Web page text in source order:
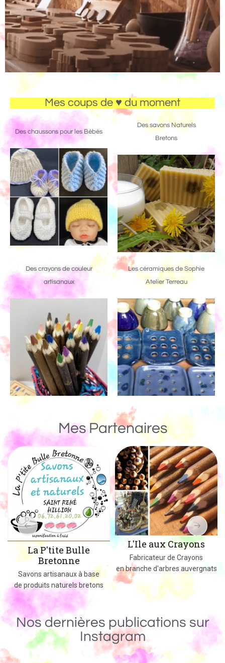
Mes coups de ♥ du moment
Des chaussons pour les Bébés
Des savons Naturels
Bretons
Des crayons de couleur
artisanaux
Les céramiques de Sophie
Atelier Terreau
Mes Partenaires
L'Ile aux Crayons
Fabricateur de Crayons
en branche d'arbres auvergnats
Un Monde de Bois
Des jeux, jouets et objets en bois
massif fabriqués dans le 02
Nos dernières publications sur
Instagram